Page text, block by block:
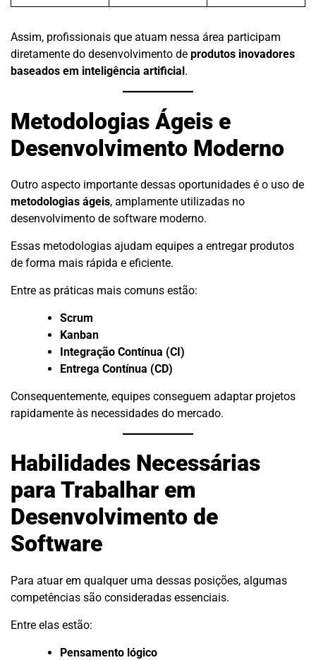
Assim, profissionais que atuam nessa área participam
diretamente do desenvolvimento de produtos inovadores
baseados em inteligência artificial .
Metodologias Ágeis e
Desenvolvimento Moderno
Outro aspecto importante dessas oportunidades é o uso de
metodologias ágeis, amplamente utilizadas no
desenvolvimento de software moderno.
Essas metodologias ajudam equipes a entregar produtos
de forma mais rápida e eficiente.
Entre as práticas mais comuns estão:
Scrum
Kanban
Integração Contínua (CI)
Entrega Contínua (CD)
Consequentemente, equipes conseguem adaptar projetos
rapidamente às necessidades do mercado.
Habilidades Necessárias
para Trabalhar em
Desenvolvimento de
Software
Para atuar em qualquer uma dessas posições, algumas
competências são consideradas essenciais.
Entre elas estão:
Pensamento lógico